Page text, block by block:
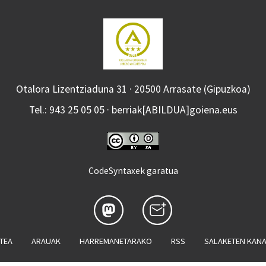
Otalora Lizentziaduna 31 · 20500 Arrasate (Gipuzkoa)
Tel.: 943 25 05 05 · berriak[ABILDUA]goiena.eus
CodeSyntaxek garatua
ARAUAK HARREMANETARAKO RSS SALAKETEN